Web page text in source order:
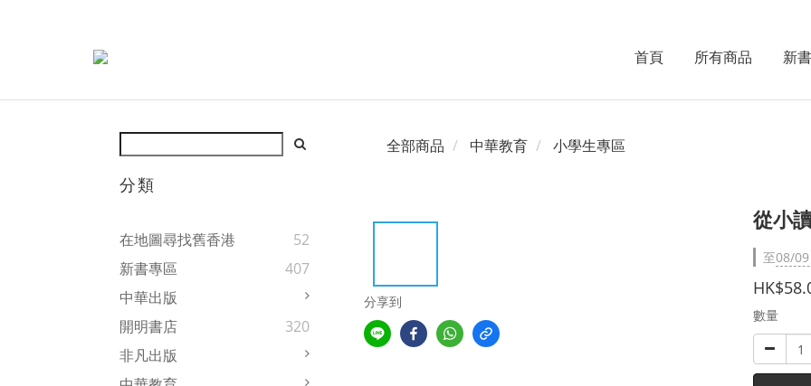
首頁 所有商品 新
分類
在地圖尋找舊香港
52
新書專區
407
中華出版
開明書店
320
非凡出版
全部商品 中華教育 小學生專區
分享到
從小
至08/
數量